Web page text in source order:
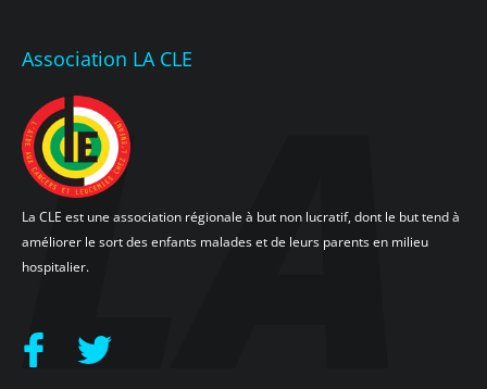
Association LA CLE
La CLE est une association régionale à but non lucratif, dont le but tend à
améliorer le sort des enfants malades et de leurs parents en milieu
hospitalier.